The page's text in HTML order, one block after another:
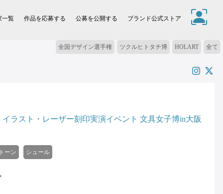
一覧 作品を応募する 公募を公開する ブランド公式ストア
全国デザイン選手権 ツクルヒトタチ博 HOLART 全て
ラスト・レーザー刻印実演イベント 文具女子博in大阪
ーン シュール